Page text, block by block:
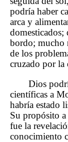
podría haber
arca y
domesticados;
bordo; mucho
de los
cruzado por la
Dios
científicas a
habría estado
Su propósito
fue la
conocimiento